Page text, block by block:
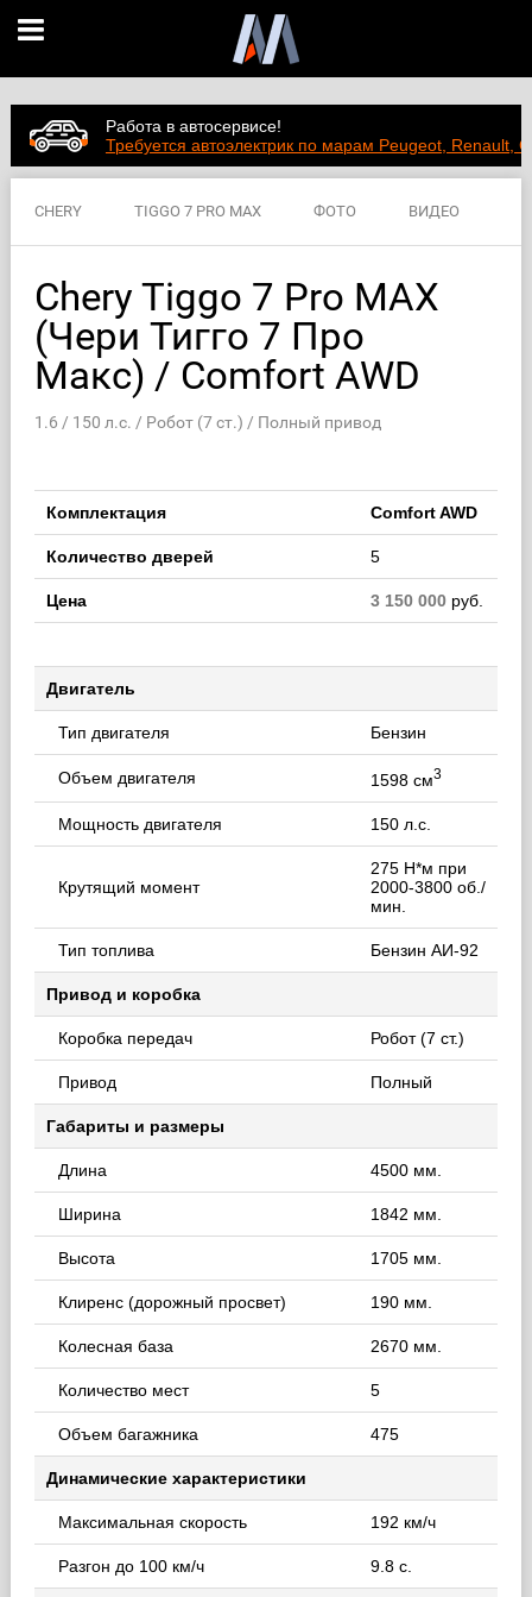
Работа в автосервисе!
Требуется автоэлектрик по марам Peugeot, Renault,
CHERY TIGGO 7 PRO MAX ФОТО ВИДЕО
ЦЕНЫ
Chery Tiggo 7 Pro MAX
(Чери Тигго 7 Про
Макс) / Comfort AWD
1.6 / 150 л.с. / Робот (7 ст.) / Полный привод
Комплектация Comfort AWD
Количество дверей 5
Цена 3 150 000руб.
Двигатель
Тип двигателя Бензин
Объем двигателя 1598 см3
Мощность двигателя 150 л.с.
Крутящий момент
275 Н*м при
2000-3800 об./
мин.
Тип топлива Бензин АИ-92
Привод и коробка
Коробка передач Робот (7 ст.)
Привод Полный
Габариты и размеры
Длина 4500 мм.
Ширина 1842 мм.
Высота 1705 мм.
Клиренс (дорожный просвет) 190 мм.
Колесная база 2670 мм.
Количество мест 5
Объем багажника 475
Динамические характеристики
Максимальная скорость 192 км/ч
Разгон до 100 км/ч 9.8 с.